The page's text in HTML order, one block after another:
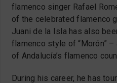
flamenco singer Rafael
of the celebrated flamenco
Juani de la Isla has also
flamenco style of “Morón”
of Andalucía’s flamenco
During his career, he has